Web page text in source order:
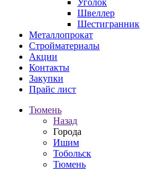
Уголок
Швеллер
Шестигранник
Металлопрокат
Стройматериалы
Акции
Контакты
Закупки
Прайс лист
Тюмень
Назад
Города
Ишим
Тобольск
Тюмень